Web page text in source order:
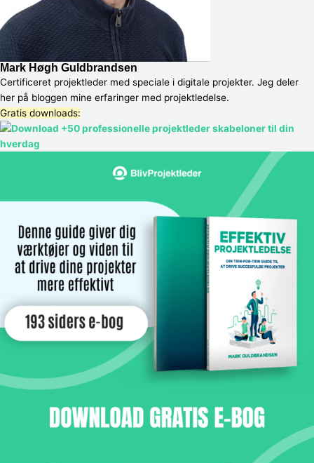
Mark Høgh Guldbrandsen
Certificeret projektleder med speciale i digitale projekter. Jeg deler
her på bloggen mine erfaringer med projektledelse.
Gratis downloads:​